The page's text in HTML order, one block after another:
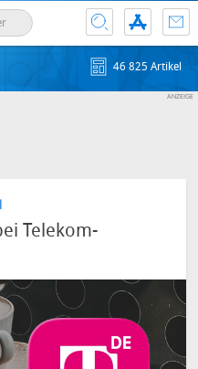
46 825 Artikel
Telekom-